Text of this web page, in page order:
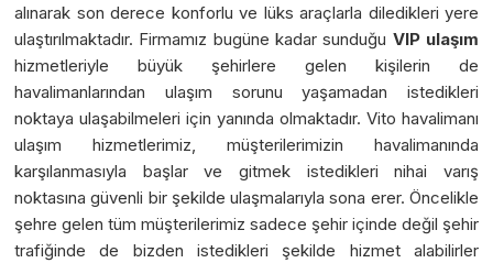
alınarak son derece konforlu ve lüks araçlarla diledikleri yere
ulaştırılmaktadır. Firmamız bugüne kadar sunduğu VIP ulaşım
hizmetleriyle büyük şehirlere gelen kişilerin de
havalimanlarından ulaşım sorunu yaşamadan istedikleri
noktaya ulaşabilmeleri için yanında olmaktadır. Vito havalimanı
ulaşım hizmetlerimiz, müşterilerimizin havalimanında
karşılanmasıyla başlar ve gitmek istedikleri nihai varış
noktasına güvenli bir şekilde ulaşmalarıyla sona erer. Öncelikle
şehre gelen tüm müşterilerimiz sadece şehir içinde değil şehir
trafiğinde de bizden istedikleri şekilde hizmet alabilirler